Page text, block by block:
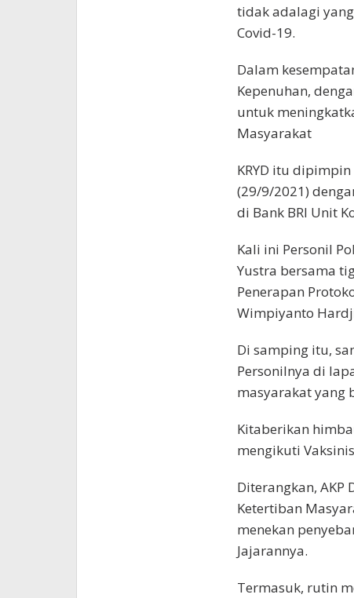
tidak adalagi
Covid-19.
Dalam
Kepenuhan,
untuk
Masyarakat
KRYD itu dipimpin
(29/9/2021)
di Bank BRI Unit
Kali ini Personil
Yustra bersama
Penerapan
Wimpiyanto
Di samping itu,
Personilnya di
masyarakat yang
Kitaberikan
mengikuti
Diterangkan, AKP
Ketertiban
menekan
Jajarannya.
Termasuk, rutin